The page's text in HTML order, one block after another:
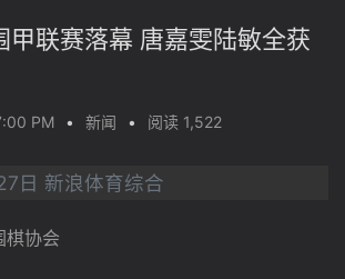
甲联赛落幕 唐嘉雯陆敏全获
PM • 新闻 • 阅读 1,522
日 新浪体育综合
协会